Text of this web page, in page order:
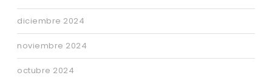
diciembre 2024
noviembre 2024
octubre 2024